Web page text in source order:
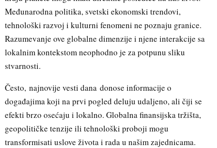
Međunarodna politika, svetski ekonomski trendovi,
tehnološki razvoj i kulturni fenomeni ne poznaju granice.
Razumevanje ove globalne dimenzije i njene interakcije sa
lokalnim kontekstom neophodno je za potpunu sliku
stvarnosti.
Često, najnovije vesti dana donose informacije o
događajima koji na prvi pogled deluju udaljeno, ali čiji se
efekti brzo osećaju i lokalno. Globalna finansijska tržišta,
geopolitičke tenzije ili tehnološki proboji mogu
transformisati uslove života i rada u našim zajednicama.